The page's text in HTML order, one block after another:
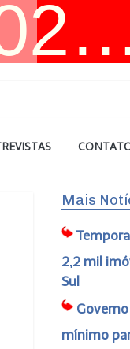
Mais
2,2 mil
Sul
mínimo